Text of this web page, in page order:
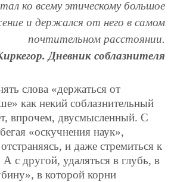
ко всему этическому большое
и держался от него в самом
почтительном расстоянии.
Дневник соблазнителя
слова «держаться от
как некий соблазнительный
впрочем, двусмысленный. С
«оскучнения наук»,
и даже стремиться к
с другой, удаляться в глубь, в
в которой корни